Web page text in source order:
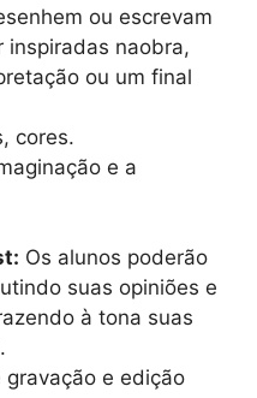
ou escrevam
inspiradas naobra,
ou um final
cores.
e a
Os alunos poderão
suas opiniões e
à tona suas
e edição